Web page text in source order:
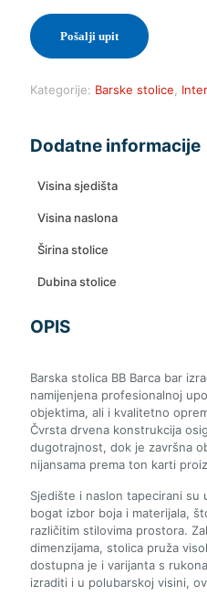
Pošalji upit
Kategorije: Barske stolice
Dodatne informacije
Visina sjedišta
Visina naslona
Širina stolice
Dubina stolice
OPIS
Barska stolica BB Barca bar
namijenjena profesionalnoj
objektima, ali i kvalitetno
Čvrsta drvena konstrukcija
dugotrajnost, dok je završna
nijansama prema ton karti
Sjedište i naslon tapecirani su
bogat izbor boja i materijala,
različitim stilovima prostora.
dimenzijama, stolica pruža
dostupna je i varijanta s
izraditi i u polubarskoj visini,